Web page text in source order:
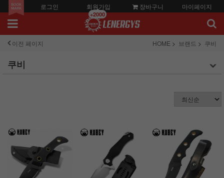
로그인 회원가입
+2000
장바구니 마이페이지
이전 페이지 HOME 브랜드 쿠비
쿠비